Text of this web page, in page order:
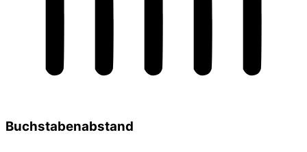
Buchstabenabstand